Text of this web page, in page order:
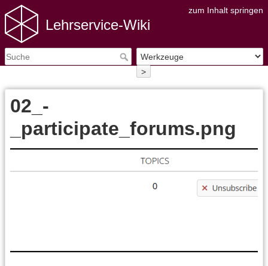
zum Inhalt springen
Lehrservice-Wiki
>
02_-
_participate_forums.png